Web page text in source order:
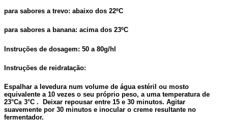
para sabores a trevo: abaixo dos 22ºC
para sabores a banana: acima dos 23ºC
Instruções de dosagem: 50 a 80g/hl
Instruções de reidratação:
Espalhar a levedura num volume de água estéril ou mosto
equivalente a 10 vezes o seu próprio peso, a uma temperatura de
23°C± 3°C . Deixar repousar entre 15 e 30 minutos. Agitar
suavemente por 30 minutos e inocular o creme resultante no
fermentador.